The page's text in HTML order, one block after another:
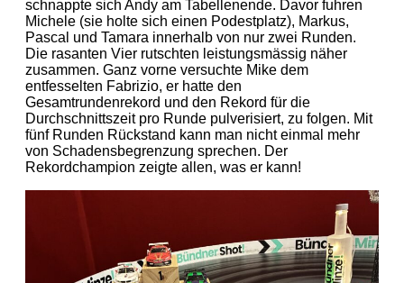
schnappte sich Andy am Tabellenende. Davor fuhren
Michele (sie holte sich einen Podestplatz), Markus,
Pascal und Tamara innerhalb von nur zwei Runden.
Die rasanten Vier rutschten leistungsmässig näher
zusammen. Ganz vorne versuchte Mike dem
entfesselten Fabrizio, er hatte den
Gesamtrundenrekord und den Rekord für die
Durchschnittszeit pro Runde pulverisiert, zu folgen. Mit
fünf Runden Rückstand kann man nicht einmal mehr
von Schadensbegrenzung sprechen. Der
Rekordchampion zeigte allen, was er kann!